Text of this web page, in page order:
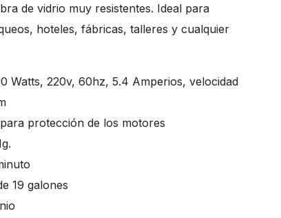
de vidrio muy resistentes. Ideal para
hoteles, fábricas, talleres y cualquier
Watts, 220v, 60hz, 5.4 Amperios, velocidad
protección de los motores
19 galones